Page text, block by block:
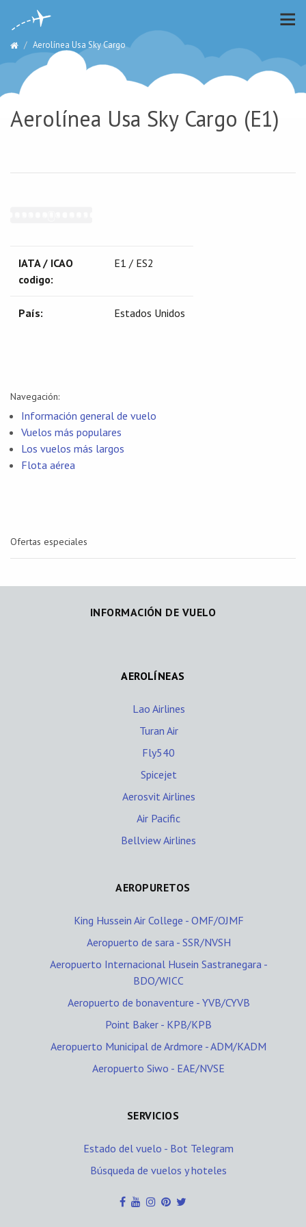
Aerolínea Usa Sky Cargo
Aerolínea Usa Sky Cargo (E1)
IATA / ICAO
codigo:
E1 / ES2
País: Estados Unidos
Navegación:
Información general de vuelo
Vuelos más populares
Los vuelos más largos
Flota aérea
Ofertas especiales
INFORMACIÓN DE VUELO
AEROLÍNEAS
Lao Airlines
Turan Air
Fly540
Spicejet
Aerosvit Airlines
Air Pacific
Bellview Airlines
AEROPURETOS
King Hussein Air College - OMF/OJMF
Aeropuerto de sara - SSR/NVSH
Aeropuerto Internacional Husein Sastranegara -
BDO/WICC
Aeropuerto de bonaventure - YVB/CYVB
Point Baker - KPB/KPB
Aeropuerto Municipal de Ardmore - ADM/KADM
Aeropuerto Siwo - EAE/NVSE
SERVICIOS
Estado del vuelo - Bot Telegram
Búsqueda de vuelos y hoteles